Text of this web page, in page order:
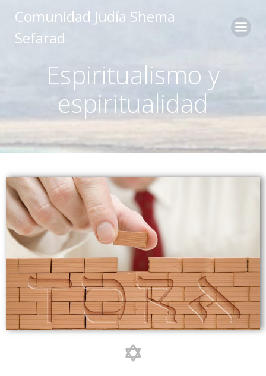
Comunidad Judía Shema
Sefarad
Espiritualismo y
espiritualidad